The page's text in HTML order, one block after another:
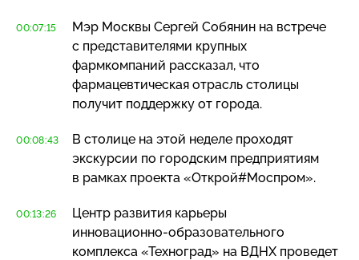
00:07:15
Мэр Москвы Сергей Собянин на встрече
с представителями крупных
фармкомпаний рассказал, что
фармацевтическая отрасль столицы
получит поддержку от города.
00:08:43
В столице на этой неделе проходят
экскурсии по городским предприятиям
в рамках проекта «Открой#Моспром».
00:13:26
Центр развития карьеры
инновационно-образовательного
комплекса «Техноград» на ВДНХ проведет